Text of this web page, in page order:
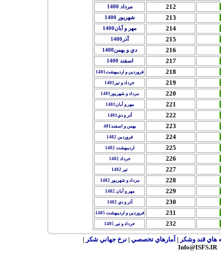
مرداد 1400 212
شهريور 1400 213
مهر و آبان1400 214
آذر1400 215
دي و بهمن1400 216
اسفند 1400 217
فروردين و ارديبهشت1401 218
خرداد و تير1401 219
مرداد و شهريور1401 220
مهر و آبان1401 221
آذر و دي1401 222
بهمن و اسفند401 223
فروردين 1402 224
ارديبهشت 1402 225
خرداد 1402 226
تير 1402 227
مرداد و شهريور 1402 228
مهر و آبان 1402 229
آذر و دي 1402 230
فروردين و ارديبهشت 1405 231
خرداد و تير 1405 232
هاي قند وشکر | آمارهاي تخصصي | نرخ جهاني شکر |
Info@ISFS.IR